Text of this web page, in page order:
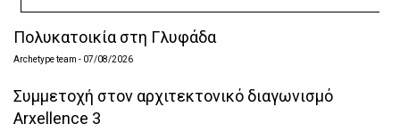
Πολυκατοικία στη Γλυφάδα
Archetype team - 07/08/2026
Συμμετοχή στον αρχιτεκτονικό διαγωνισμό
Arxellence 3